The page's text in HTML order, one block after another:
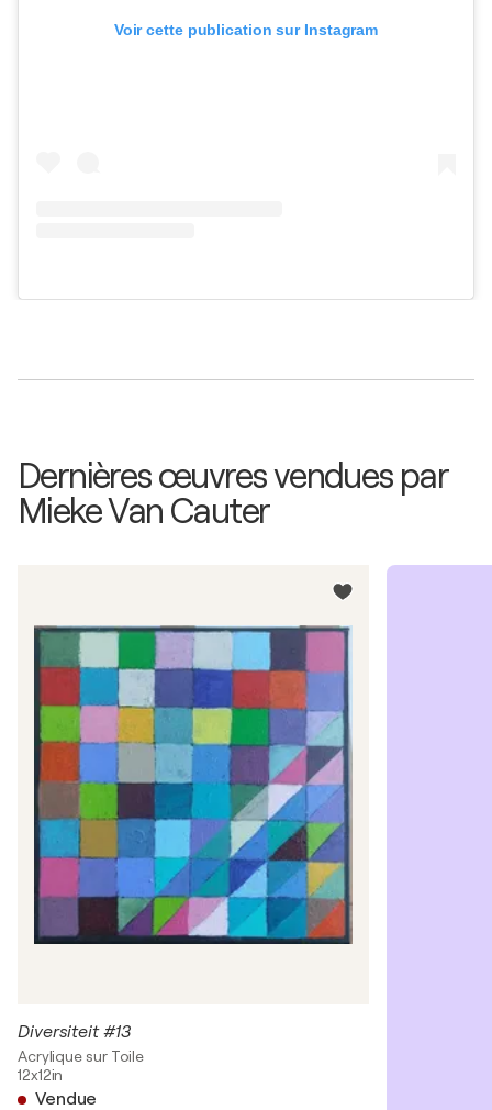
Voir cette publication sur Instagram
Dernières œuvres vendues par
Mieke Van Cauter
Diversiteit #13
Acrylique sur Toile
12x12in
Vendue